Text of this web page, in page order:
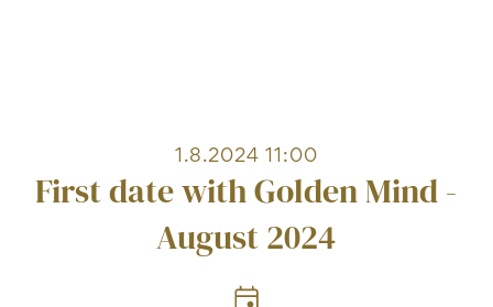
1.8.2024 11:00
First date with Golden Mind -
August 2024